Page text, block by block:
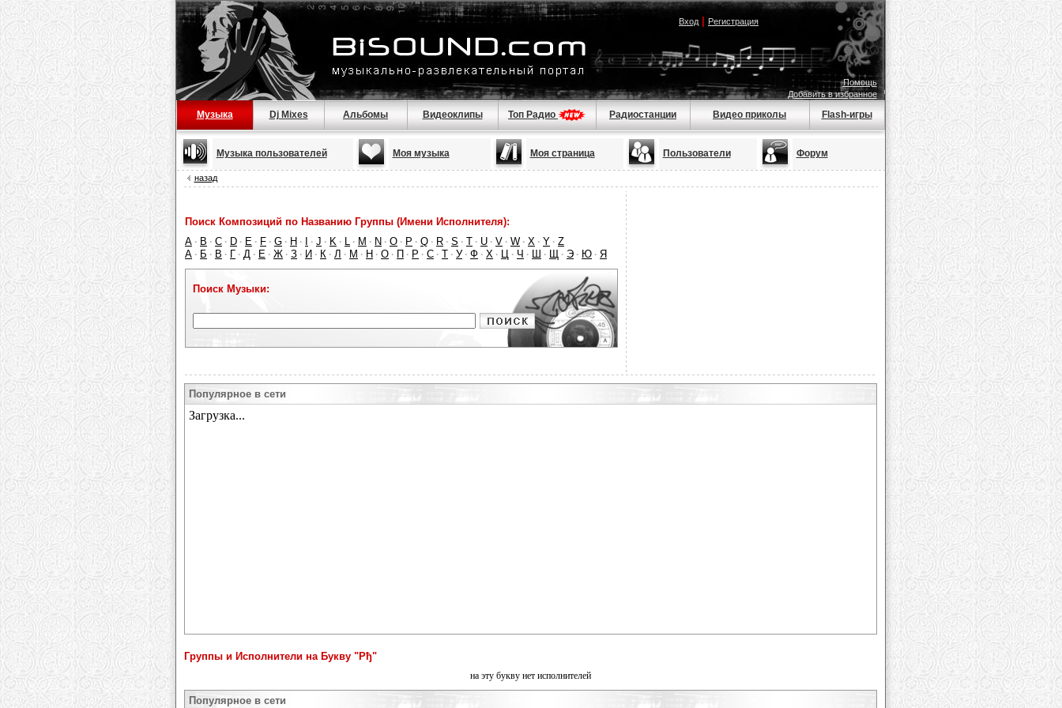
Вход| Регистрация
Помощь
Добавить в избранное
Музыка Dj Mixes Альбомы Видеоклипы Топ Радио Радиостанции Видео приколы Flash-игры
Музыка пользователей Моя музыка Моя страница Пользователи Форум
назад
Поиск Композиций по Названию Группы (Имени Исполнителя):
A · B · C · D · E · F · G · H · · J · K · L · M · N · O · P · Q · R · S · T · U · V · W · X · Y · Z
А · Б · В · Г · Д · Е · Ж · З · И · К · Л · М · Н · О · П · Р · С · Т · У · Ф · Х · Ц · Ч · Ш · Щ · Э · Ю · Я
Поиск Музыки:
Популярное в сети
Группы и Исполнители на Букву "Рђ"
на эту букву нет исполнителей
Популярное в сети